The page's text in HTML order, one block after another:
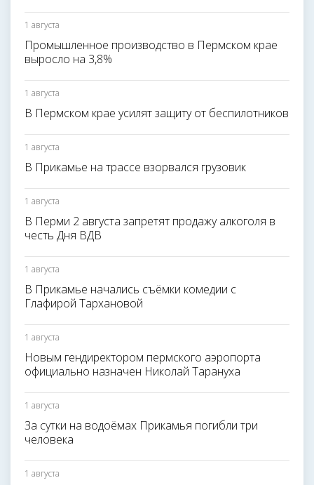
1 августа
Промышленное производство в Пермском крае
выросло на 3,8%
1 августа
В Пермском крае усилят защиту от беспилотников
1 августа
В Прикамье на трассе взорвался грузовик
1 августа
В Перми 2 августа запретят продажу алкоголя в
честь Дня ВДВ
1 августа
В Прикамье начались съёмки комедии с
Глафирой Тархановой
1 августа
Новым гендиректором пермского аэропорта
официально назначен Николай Тарануха
1 августа
За сутки на водоёмах Прикамья погибли три
человека
1 августа